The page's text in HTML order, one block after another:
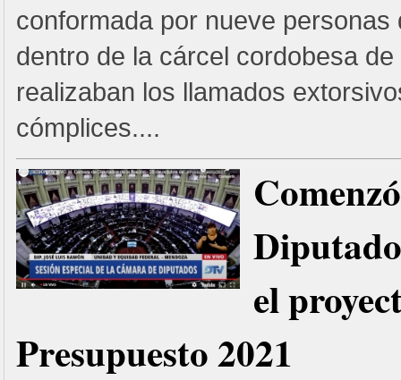
conformada por nueve personas
dentro de la cárcel cordobesa
realizaban los llamados
cómplices....
el
Presupuesto 2021